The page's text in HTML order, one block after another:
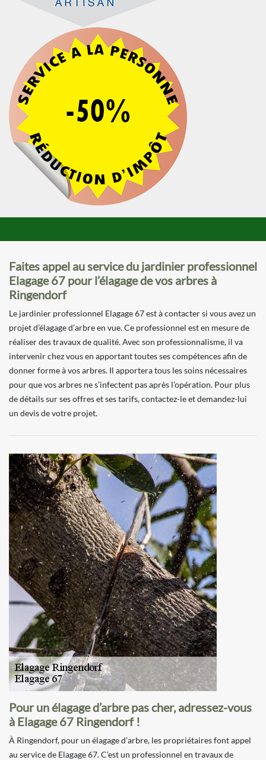
Faites appel au service du jardinier professionnel
Elagage 67 pour l’élagage de vos arbres à
Ringendorf
Le jardinier professionnel Elagage 67 est à contacter si vous avez un
projet d’élagage d’arbre en vue. Ce professionnel est en mesure de
réaliser des travaux de qualité. Avec son professionnalisme, il va
intervenir chez vous en apportant toutes ses compétences afin de
donner forme à vos arbres. Il apportera tous les soins nécessaires
pour que vos arbres ne s’infectent pas après l’opération. Pour plus
de détails sur ses offres et ses tarifs, contactez-le et demandez-lui
un devis de votre projet.
Pour un élagage d’arbre pas cher, adressez-vous
à Elagage 67 Ringendorf !
À Ringendorf, pour un élagage d’arbre, les propriétaires font appel
au service de Elagage 67. C’est un professionnel en travaux de